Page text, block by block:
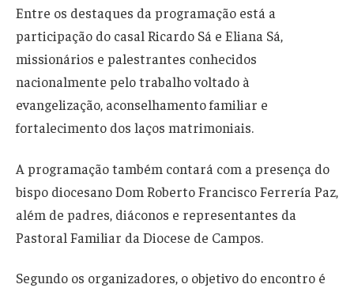
Entre os destaques da programação está a
participação do casal Ricardo Sá e Eliana Sá,
missionários e palestrantes conhecidos
nacionalmente pelo trabalho voltado à
evangelização, aconselhamento familiar e
fortalecimento dos laços matrimoniais.
A programação também contará com a presença do
bispo diocesano Dom Roberto Francisco Ferrería Paz,
além de padres, diáconos e representantes da
Pastoral Familiar da Diocese de Campos.
Segundo os organizadores, o objetivo do encontro é